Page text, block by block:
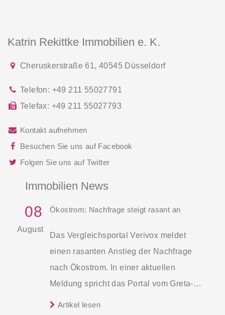
Katrin Rekittke Immobilien e. K.
Cheruskerstraße 61, 40545 Düsseldorf
Telefon: +49 211 55027791
Telefax: +49 211 55027793
Kontakt aufnehmen
Besuchen Sie uns auf Facebook
Folgen Sie uns auf Twitter
Immobilien News
08
August
Ökostrom: Nachfrage steigt rasant an
Das Vergleichsportal Verivox meldet
einen rasanten Anstieg der Nachfrage
nach Ökostrom. In einer aktuellen
Meldung spricht das Portal vom Greta-
Effekt, benannt nach der Klimaaktivistin
Artikel lesen